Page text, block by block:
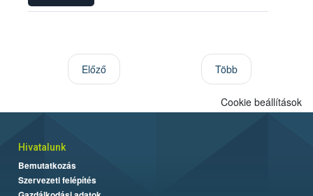
Előző Több
Cookie beállítások
Hivatalunk
Bemutatkozás
Szervezeti felépítés